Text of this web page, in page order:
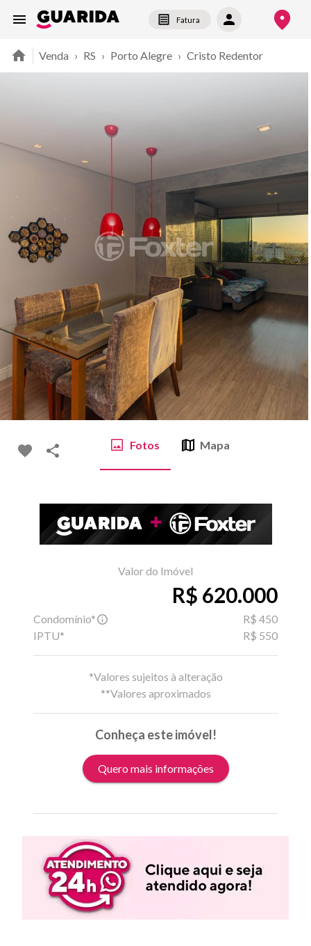
Fatura
Venda › RS › Porto Alegre › Cristo Redentor
Fotos Mapa
Valor do Imóvel
R$ 620.000
Condomínio*
R$ 450
IPTU*
R$ 550
*Valores sujeitos à alteração
**Valores aproximados
Conheça este imóvel!
Quero mais informações